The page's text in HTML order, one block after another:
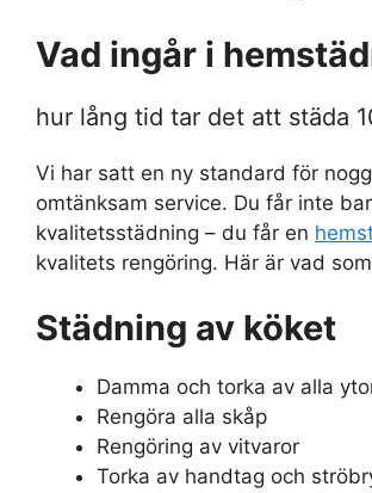
Vad ingår i
hur lång tid tar det att städa
Vi har satt en ny standard för
omtänksam service. Du får inte
kvalitetsstädning – du får en
kvalitets rengöring. Här är vad
Städning av köket
Damma och torka av alla
Rengöra alla skåp
Rengöring av vitvaror
Torka av handtag och